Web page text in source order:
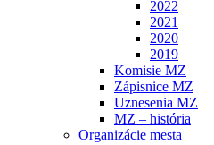
2022
2021
2020
2019
Komisie MZ
Zápisnice MZ
Uznesenia MZ
MZ – história
Organizácie mesta